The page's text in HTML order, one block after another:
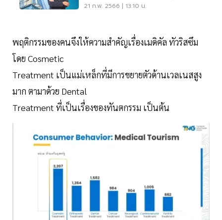
21 ก.พ. 2566 | 13:10 น.
พฤติกรรมของคนจึงให้ความสำคัญเรื่องเมดิคัล ทัวริสซึม
โดย Cosmetic
Treatment เป็นแม่เหล็กที่มีการขยายตัวด้านเวลเนสสูง
มาก ตามาด้วย Dental
Treatment ที่เป็นเรื่องของทันตกรรม เป็นต้น